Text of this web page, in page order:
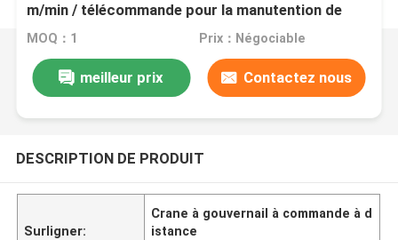
m/min / télécommande pour la manutention de
matériaux lourds
MOQ：1 Prix：Négociable
meilleur prix Contactez nous
DESCRIPTION DE PRODUIT
Surligner:
Crane à gouvernail à commande à d
istance